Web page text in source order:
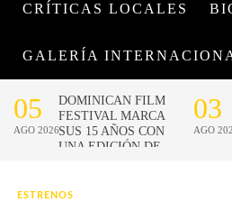
CRÍTICAS LOCALES
GALERÍA
ESTRENOS